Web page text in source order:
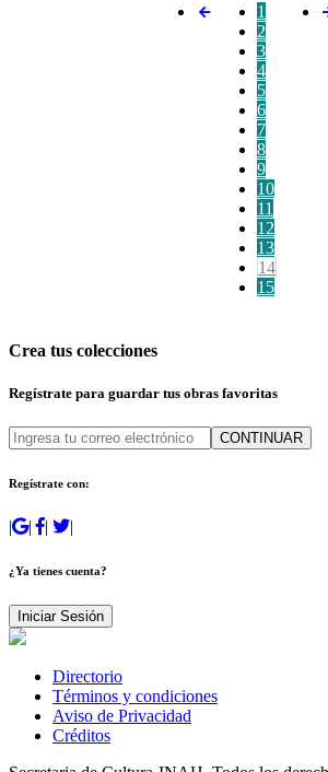
1
2
3
4
5
6
7
8
9
10
11
12
13
14
15
Crea tus colecciones
Regístrate para guardar tus obras favoritas
CONTINUAR
Regístrate con:
| | | |
¿Ya tienes cuenta?
Iniciar Sesión
Directorio
Términos y condiciones
Aviso de Privacidad
Créditos